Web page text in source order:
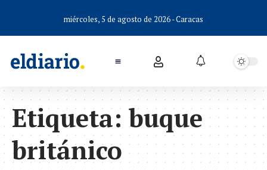
miércoles, 5 de agosto de 2026 - Caracas
Etiqueta: buque
británico